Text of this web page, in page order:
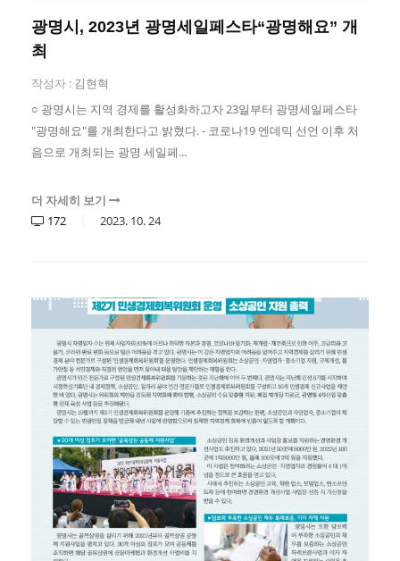
광명시, 2023년 광명세일페스타“광명해요” 개
최
작성자 : 김현혁
○ 광명시는 지역 경제를 활성화하고자 23일부터 광명세일페스타
"광명해요"를 개최한다고 밝혔다. - 코로나19 엔데믹 선언 이후 처
음으로 개최되는 광명 세일페...
더 자세히 보기
172
2023. 10.24